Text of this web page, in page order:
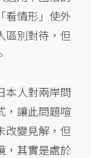
看情形」使外
區別對待，但
本人對兩岸問
，讓此問題喧
改變見解，但
，其實是處於